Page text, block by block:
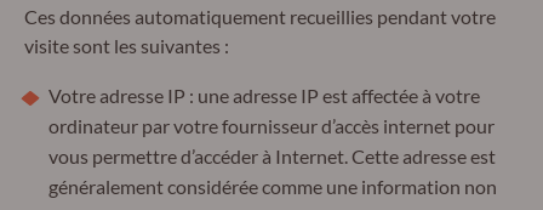
Ces données automatiquement recueillies pendant votre
visite sont les suivantes :
Votre adresse IP : une adresse IP est affectée à votre
ordinateur par votre fournisseur d’accès internet pour
vous permettre d’accéder à Internet. Cette adresse est
généralement considérée comme une information non